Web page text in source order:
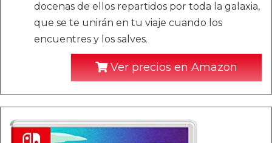
docenas de ellos repartidos por toda la galaxia,
que se te unirán en tu viaje cuando los
encuentres y los salves.
Ver precios en Amazon